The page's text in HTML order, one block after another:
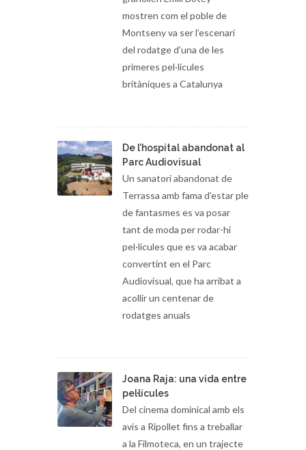
mostren com el poble de
Montseny va ser l’escenari
del rodatge d’una de les
primeres pel·lícules
britàniques a Catalunya
De l’hospital abandonat al
Parc Audiovisual
Un sanatori abandonat de
Terrassa amb fama d’estar ple
de fantasmes es va posar
tant de moda per rodar-hi
pel·lícules que es va acabar
convertint en el Parc
Audiovisual, que ha arribat a
acollir un centenar de
rodatges anuals
Joana Raja: una vida entre
pel·lícules
Del cinema dominical amb els
avis a Ripollet fins a treballar
a la Filmoteca, en un trajecte